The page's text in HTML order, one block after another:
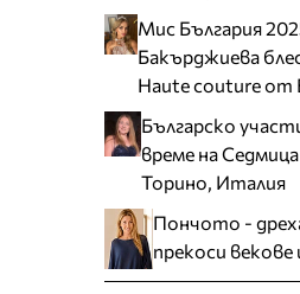
Мис България
Бакърджиева
Haute couture от
Българско
време на
Торино, Италия
Пончото -
прекоси